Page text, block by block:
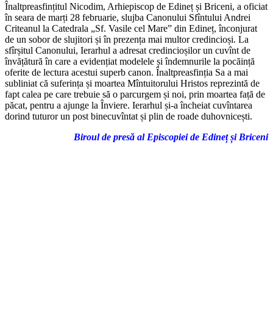
Înaltpreasfințitul Nicodim, Arhiepiscop de Edineț și Briceni, a oficiat
în seara de marți 28 februarie, slujba Canonului Sfîntului Andrei
Criteanul la Catedrala „Sf. Vasile cel Mare” din Edineț, înconjurat
de un sobor de slujitori și în prezența mai multor credincioși. La
sfîrșitul Canonului, Ierarhul a adresat credincioșilor un cuvînt de
învățătură în care a evidențiat modelele și îndemnurile la pocăință
oferite de lectura acestui superb canon. Înaltpreasfinția Sa a mai
subliniat că suferința și moartea Mîntuitorului Hristos reprezintă de
fapt calea pe care trebuie să o parcurgem și noi, prin moartea față de
păcat, pentru a ajunge la Înviere. Ierarhul și-a încheiat cuvîntarea
dorind tuturor un post binecuvîntat și plin de roade duhovnicești.
Biroul de presă al Episcopiei de Edineț și Briceni